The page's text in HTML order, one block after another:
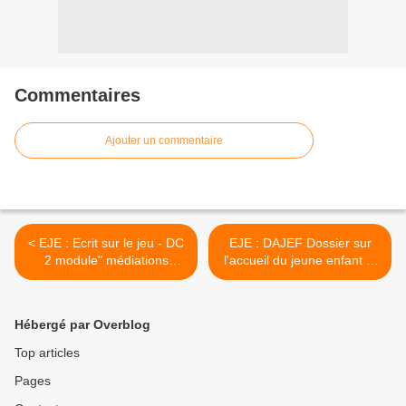
Commentaires
Ajouter un commentaire
< EJE : Ecrit sur le jeu - DC
2 module" médiations
educatives"
EJE : DAJEF Dossier sur
l'accueil du jeune enfant et
de sa famille >
Hébergé par Overblog
Top articles
Pages